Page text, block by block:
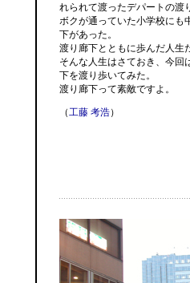
れられて渡ったデパートの渡
ボクが通っていた小学校にも
下があった。
渡り廊下とともに歩んだ人生
そんな人生はさておき、今回
下を渡り歩いてみた。
渡り廊下って素敵ですよ。
（工藤 考浩）